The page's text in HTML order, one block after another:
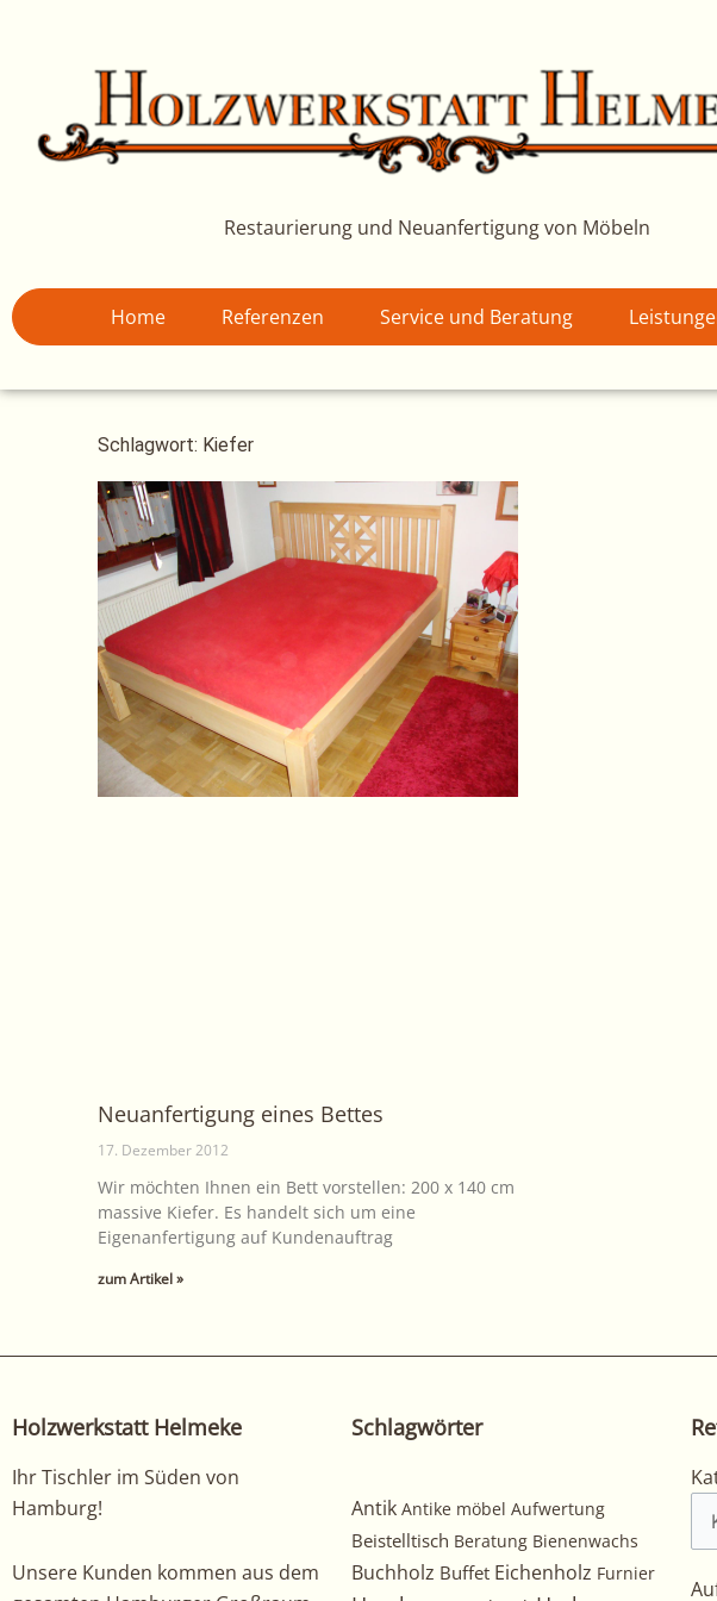
Restaurierung und Neuanfertigung von Möbeln
Home Referenzen Service und Beratung
Schlagwort: Kiefer
Neuanfertigung eines Bettes
17. Dezember 2012
Wir möchten Ihnen ein Bett vorstellen: 200 x 140 cm
massive Kiefer. Es handelt sich um eine
Eigenanfertigung auf Kundenauftrag
zum Artikel »
Holzwerkstatt Helmeke
Ihr Tischler im Süden von
Hamburg!
Unsere Kunden kommen aus dem
Schlagwörter
Antik Antike möbel Aufwertung
Beistelltisch Beratung Bienenwachs
Buchholz Buffet Eichenholz Furnier